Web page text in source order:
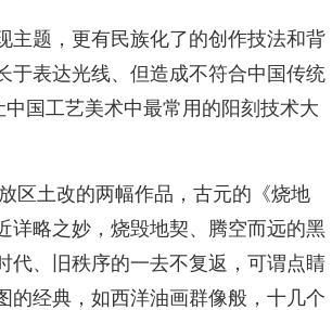
主题，更有民族化了的创作技法和背
于表达光线、但造成不符合中国传统
国工艺美术中最常用的阳刻技术大
区土改的两幅作品，古元的《烧地
详略之妙，烧毁地契、腾空而远的黑
代、旧秩序的一去不复返，可谓点睛
的经典，如西洋油画群像般，十几个